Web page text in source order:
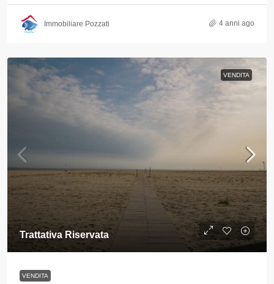
Immobiliare Pozzati 4 anni ago
VENDITA
Trattativa Riservata
VENDITA